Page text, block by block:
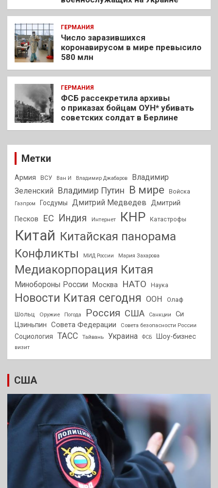
ГЕРМАНИЯ
Число заразившихся
коронавирусом в мире превысило
580 млн
ГЕРМАНИЯ
ФСБ рассекретила архивы
о приказах бойцам ОУН* убивать
советских солдат в Берлине
Метки
Армия ВСУ Ван И Владимир Джабаров
Владимир
Зеленский
Владимир Путин В мире Войска
Газпром Госдумы Дмитрий Медведев Дмитрий
Песков
ЕС Индия Интернет КНР Катастрофы
Китай Китайская панорама
Конфликты
МИД России Мария Захарова
Медиакорпорация Китая
Минобороны России Москва НАТО Наука
Новости Китая сегодня ООН
Олаф
Шольц
Оружие Погода Россия США Санкции
Си
Цзиньпин Совета Федерации Совета безопасности России
Социология ТАСС Тайвань Украина ФСБ Шоу-бизнес
визит
США